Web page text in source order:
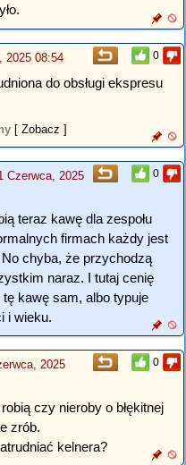
0
2025 08:54
do obsługi ekspresu
[ Zobacz ]
0
Czerwca, 2025
teraz kawę dla zespołu
firmach każdy jest
chyba, że przychodzą
naraz. I tutaj cenię
kawę sam, albo typuje
i wieku.
0
2025
czy nieroby o błękitnej
zrób.
kelnera?